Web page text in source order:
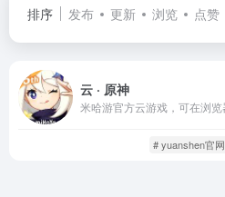
排序 发布 更新 浏览 点赞
云 · 原神
# yuanshen官网